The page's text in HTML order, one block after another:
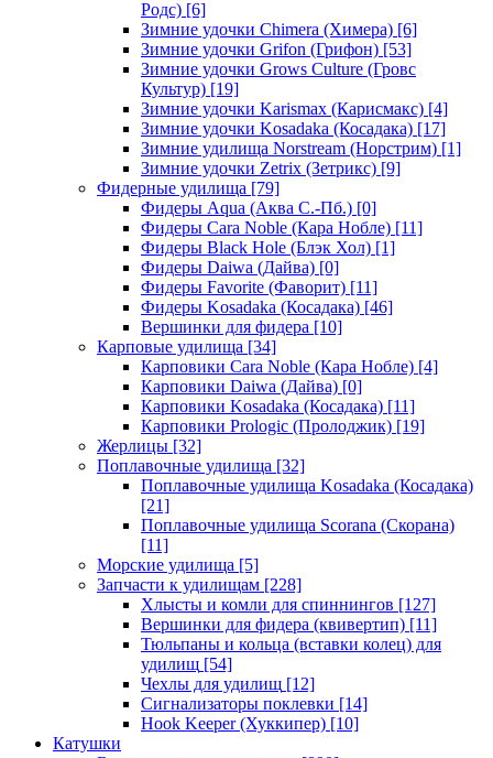
Родс) [6]
Зимние удочки Chimera (Химера) [6]
Зимние удочки Grifon (Грифон) [53]
Зимние удочки Grows Culture (Гровс
Культур) [19]
Зимние удочки Karismax (Карисмакс) [4]
Зимние удочки Kosadaka (Косадака) [17]
Зимние удилища Norstream (Норстрим) [1]
Зимние удочки Zetrix (Зетрикс) [9]
Фидерные удилища [79]
Фидеры Aqua (Аква С.-Пб.) [0]
Фидеры Cara Noble (Кара Нобле) [11]
Фидеры Black Hole (Блэк Хол) [1]
Фидеры Daiwa (Дайва) [0]
Фидеры Favorite (Фаворит) [11]
Фидеры Kosadaka (Косадака) [46]
Вершинки для фидера [10]
Карповые удилища [34]
Карповики Cara Noble (Кара Нобле) [4]
Карповики Daiwa (Дайва) [0]
Карповики Kosadaka (Косадака) [11]
Карповики Prologic (Пролоджик) [19]
Жерлицы [32]
Поплавочные удилища [32]
Поплавочные удилища Kosadaka (Косадака)
[21]
Поплавочные удилища Scorana (Скорана)
[11]
Морские удилища [5]
Запчасти к удилищам [228]
Хлысты и комли для спиннингов [127]
Вершинки для фидера (квивертип) [11]
Тюльпаны и кольца (вставки колец) для
удилищ [54]
Чехлы для удилищ [12]
Сигнализаторы поклевки [14]
Hook Keeper (Хуккипер) [10]
Катушки